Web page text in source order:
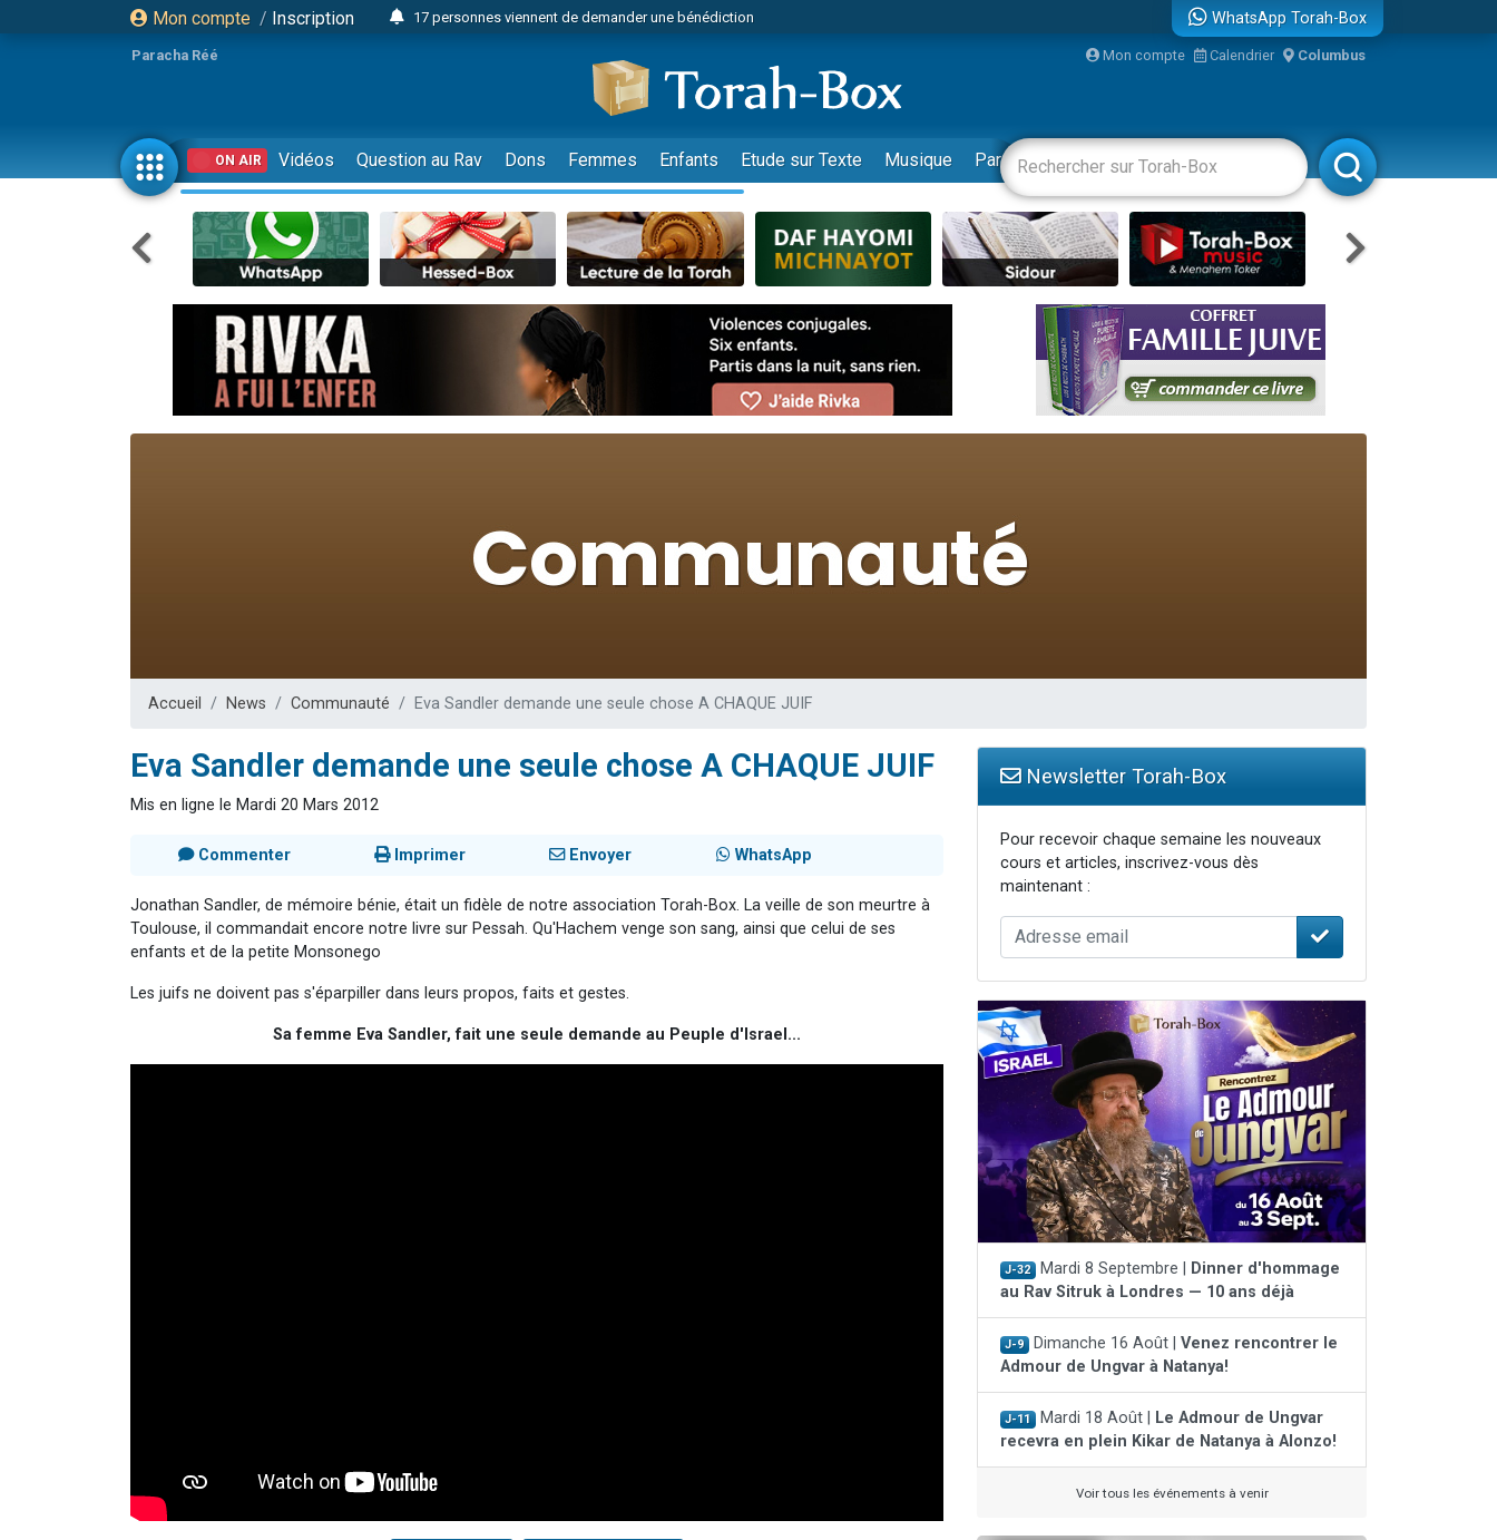
Mon compte / Inscription
17 personnes viennent de demander une bénédiction
23 personnes viennent de faire un don pour Diane, 80 ans, dans un appartement insalubre
Eva vient de donner son Maasser
4 personnes viennent de nous rejoindre sur WhatsApp
3 personnes viennent de nous rejoindre sur WhatsApp
Odaya vient de donner son Maasser
3 personnes viennent de faire un don pour 5 jours de vacances aux Orphelins
2 personnes viennent de nous rejoindre sur WhatsApp
13 personnes viennent de demander une bénédiction
Il reste 49 places pour étudier en groupe sur Zoom
30 personnes viennent de faire un don pour Sauvez la jambe de Yohan
12 nouvelles musiques dans Torah-Box Music
2 nouvelles musiques dans Torah-Box Music
8 personnes viennent de faire un don pour Tsédaka : pauvres d'Israel
WhatsApp Torah-Box
Paracha Réé Mon compte Calendrier Columbus
ON AIR Vidéos Question au Rav Dons Femmes Enfants Etude sur Texte Musique Paracha Divertissements Livres Rabbanim
Accueil News Communauté Eva Sandler demande une seule chose A CHAQUE JUIF
Eva Sandler demande une seule chose A CHAQUE JUIF
Mis en ligne le Mardi 20 Mars 2012
Commenter Imprimer Envoyer WhatsApp
Jonathan Sandler, de mémoire bénie, était un fidèle de notre association Torah-Box. La veille de son meurtre à
Toulouse, il commandait encore notre livre sur Pessah. Qu'Hachem venge son sang, ainsi que celui de ses
enfants et de la petite Monsonego
Les juifs ne doivent pas s'éparpiller dans leurs propos, faits et gestes.
Sa femme Eva Sandler, fait une seule demande au Peuple d'Israel...
Newsletter Torah-Box
Pour recevoir chaque semaine les nouveaux
cours et articles, inscrivez-vous dès
maintenant :
J-32 Mardi 8 Septembre |
Dinner d'hommage
au Rav Sitruk à Londres — 10 ans déjà
J-9 Dimanche 16 Août | Venez rencontrer le
Admour de Ungvar à Natanya!
J-11 Mardi 18 Août |
Le Admour de Ungvar
recevra en plein Kikar de Natanya à Alonzo!
Voir tous les événements à venir